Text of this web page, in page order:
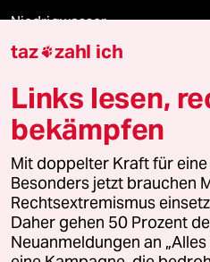
Niedrigwasser
Landtagswahl in Sachsen-
Hybrider Krieg
Jemen
Ceuta
taz zahl ich
Links lesen,
bekämpfen
Mit doppelter Kraft für
Besonders jetzt brauchen
Rechtsextremismus
Daher gehen 50 Prozent
Neuanmeldungen an